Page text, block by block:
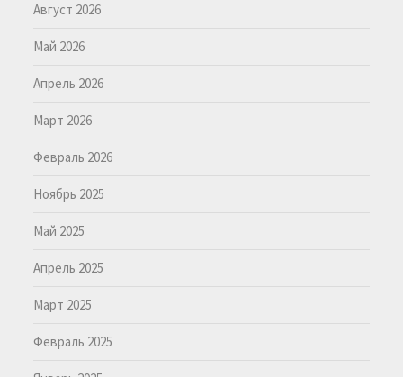
Август 2026
Май 2026
Апрель 2026
Март 2026
Февраль 2026
Ноябрь 2025
Май 2025
Апрель 2025
Март 2025
Февраль 2025